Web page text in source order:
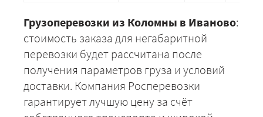
Грузоперевозки из Коломны в Иваново:
стоимость заказа для негабаритной
перевозки будет рассчитана после
получения параметров груза и условий
доставки. Компания Росперевозки
гарантирует лучшую цену за счёт